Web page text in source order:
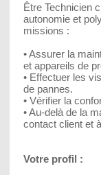
Être Technicien
autonomie et
missions :
• Assurer la
et appareils de
• Effectuer les
de pannes.
• Vérifier la
• Au-delà de la
contact client et
Votre profil :